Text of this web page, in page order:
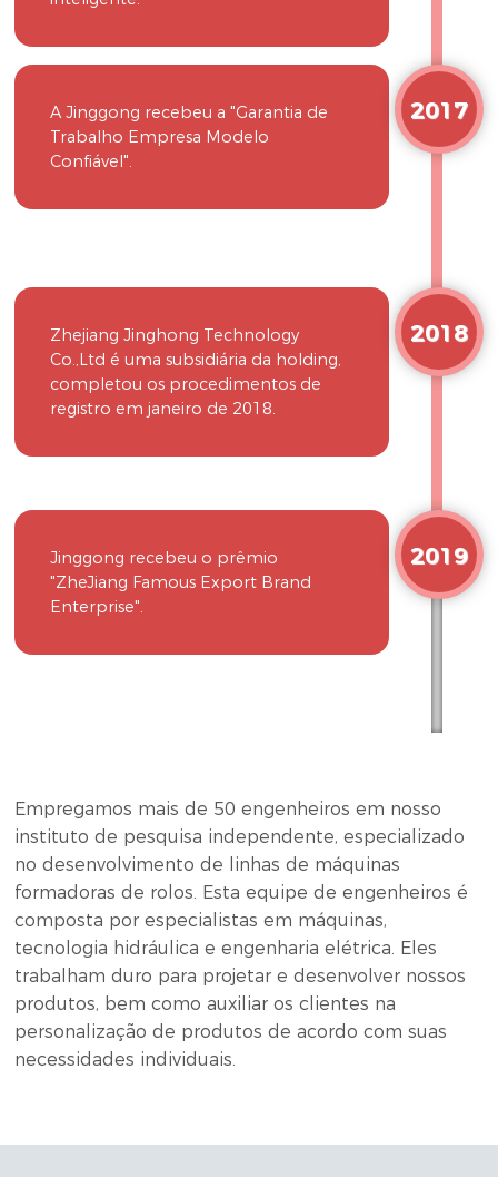
A Jinggong recebeu a "Garantia de
Trabalho Empresa Modelo
Confiável".
2017
Zhejiang Jinghong Technology
Co.,Ltd é uma subsidiária da holding,
completou os procedimentos de
registro em janeiro de 2018.
2018
Jinggong recebeu o prêmio
"ZheJiang Famous Export Brand
Enterprise".
2019
Empregamos mais de 50 engenheiros em nosso
instituto de pesquisa independente, especializado
no desenvolvimento de linhas de máquinas
formadoras de rolos. Esta equipe de engenheiros é
composta por especialistas em máquinas,
tecnologia hidráulica e engenharia elétrica. Eles
trabalham duro para projetar e desenvolver nossos
produtos, bem como auxiliar os clientes na
personalização de produtos de acordo com suas
necessidades individuais.